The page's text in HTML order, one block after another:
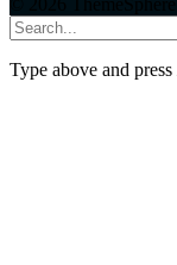
Type above and press